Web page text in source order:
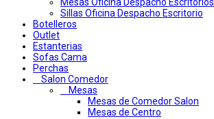
Mesas Oficina Despacho Escritorios
Sillas Oficina Despacho Escritorio
Botelleros
Outlet
Estanterias
Sofas Cama
Perchas
Salon Comedor
Mesas
Mesas de Comedor Salon
Mesas de Centro